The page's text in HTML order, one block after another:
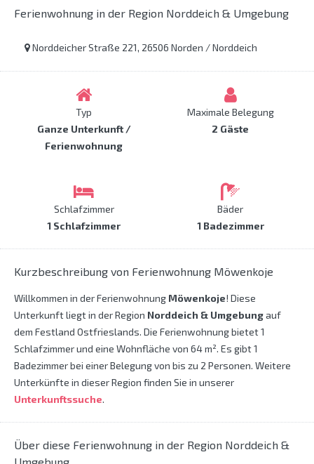
Ferienwohnung in der Region Norddeich & Umgebung
Norddeicher Straße 221, 26506 Norden / Norddeich
Typ
Ganze Unterkunft /
Ferienwohnung
Maximale Belegung
2 Gäste
Schlafzimmer
1 Schlafzimmer
Bäder
1 Badezimmer
Kurzbeschreibung von Ferienwohnung Möwenkoje
Willkommen in der Ferienwohnung Möwenkoje! Diese
Unterkunft liegt in der Region Norddeich & Umgebungauf
dem Festland Ostfrieslands. Die Ferienwohnung bietet 1
Schlafzimmer und eine Wohnfläche von 64 m². Es gibt 1
Badezimmer bei einer Belegung von bis zu 2 Personen. Weitere
Unterkünfte in dieser Region finden Sie in unserer
Unterkunftssuche.
Über diese Ferienwohnung in der Region Norddeich &